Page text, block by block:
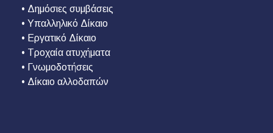
• Δημόσιες συμβάσεις
• Υπαλληλικό Δίκαιο
• Εργατικό Δίκαιο
• Τροχαία ατυχήματα
• Γνωμοδοτήσεις
• Δίκαιο αλλοδαπών